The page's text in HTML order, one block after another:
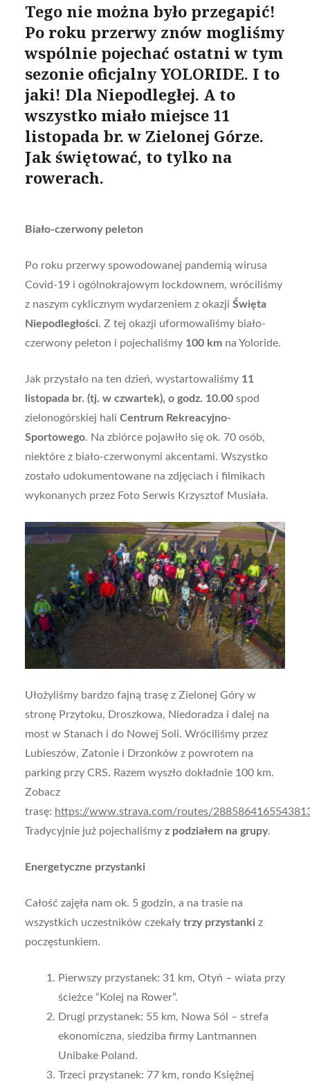
Tego nie można było przegapić!
Po roku przerwy znów mogliśmy
wspólnie pojechać ostatni w tym
sezonie oficjalny YOLORIDE. I to
jaki! Dla Niepodległej. A to
wszystko miało miejsce 11
listopada br. w Zielonej Górze.
Jak świętować, to tylko na
rowerach.
Biało-czerwony peleton
Po roku przerwy spowodowanej pandemią wirusa
Covid-19 i ogólnokrajowym lockdownem, wróciliśmy
z naszym cyklicznym wydarzeniem z okazji Święta
Niepodległości. Z tej okazji uformowaliśmy biało-
czerwony peleton i pojechaliśmy 100 kmna Yoloride.
Jak przystało na ten dzień, wystartowaliśmy 11
listopada br. (tj. w czwartek), o godz. 10.00spod
zielonogórskiej hali Centrum Rekreacyjno-
Sportowego. Na zbiórce pojawiło się ok. 70 osób,
niektóre z biało-czerwonymi akcentami. Wszystko
zostało udokumentowane na zdjęciach i filmikach
wykonanych przez Foto Serwis Krzysztof Musiała.
Ułożyliśmy bardzo fajną trasę z Zielonej Góry w
stronę Przytoku, Droszkowa, Niedoradza i dalej na
most w Stanach i do Nowej Soli. Wróciliśmy przez
Lubieszów, Zatonie i Drzonków z powrotem na
parking przy CRS. Razem wyszło dokładnie 100 km.
Zobacz
trasę: https://www.strava.com/routes/
Tradycyjnie już pojechaliśmy z podziałem na grupy.
Energetyczne przystanki
Całość zajęła nam ok. 5 godzin, a na trasie na
wszystkich uczestników czekały trzy przystanki z
poczęstunkiem.
Pierwszy przystanek: 31 km, Otyń – wiata przy
ścieżce “Kolej na Rower”.
Drugi przystanek: 55 km, Nowa Sól – strefa
ekonomiczna, siedziba firmy Lantmannen
Unibake Poland.
Trzeci przystanek: 77 km, rondo Księżnej